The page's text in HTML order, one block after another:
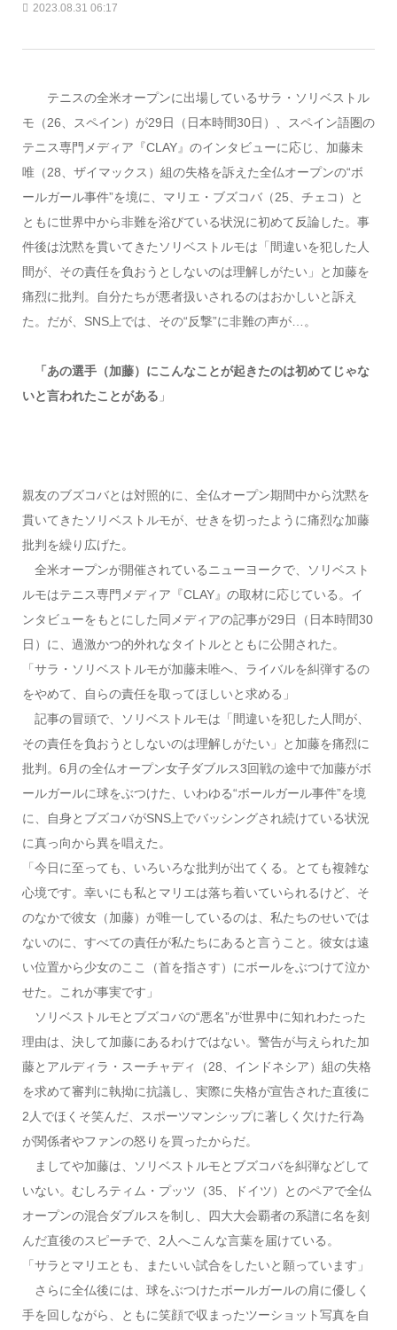
2023.08.31 06:17
テニスの全米オープンに出場しているサラ・ソリベストル
モ（26、スペイン）が29日（日本時間30日）、スペイン語圏の
テニス専門メディア『CLAY』のインタビューに応じ、加藤未
唯（28、ザイマックス）組の失格を訴えた全仏オープンの“ボ
ールガール事件”を境に、マリエ・ブズコバ（25、チェコ）と
ともに世界中から非難を浴びている状況に初めて反論した。事
件後は沈黙を貫いてきたソリベストルモは「間違いを犯した人
間が、その責任を負おうとしないのは理解しがたい」と加藤を
痛烈に批判。自分たちが悪者扱いされるのはおかしいと訴え
た。だが、SNS上では、その“反撃”に非難の声が…。
「あの選手（加藤）にこんなことが起きたのは初めてじゃな
いと言われたことがある 」
親友のブズコバとは対照的に、全仏オープン期間中から沈黙を
貫いてきたソリベストルモが、せきを切ったように痛烈な加藤
批判を繰り広げた。
全米オープンが開催されているニューヨークで、ソリベスト
ルモはテニス専門メディア『CLAY』の取材に応じている。イ
ンタビューをもとにした同メディアの記事が29日（日本時間30
日）に、過激かつ的外れなタイトルとともに公開された。
「サラ・ソリベストルモが加藤未唯へ、ライバルを糾弾するの
をやめて、自らの責任を取ってほしいと求める」
記事の冒頭で、ソリベストルモは「間違いを犯した人間が、
その責任を負おうとしないのは理解しがたい」と加藤を痛烈に
批判。6月の全仏オープン女子ダブルス3回戦の途中で加藤がボ
ールガールに球をぶつけた、いわゆる“ボールガール事件”を境
に、自身とブズコバがSNS上でバッシングされ続けている状況
に真っ向から異を唱えた。
「今日に至っても、いろいろな批判が出てくる。とても複雑な
心境です。幸いにも私とマリエは落ち着いていられるけど、そ
のなかで彼女（加藤）が唯一しているのは、私たちのせいでは
ないのに、すべての責任が私たちにあると言うこと。彼女は遠
い位置から少女のここ（首を指さす）にボールをぶつけて泣か
せた。これが事実です」
ソリベストルモとブズコバの“悪名”が世界中に知れわたった
理由は、決して加藤にあるわけではない。警告が与えられた加
藤とアルディラ・スーチャディ（28、インドネシア）組の失格
を求めて審判に執拗に抗議し、実際に失格が宣告された直後に
2人でほくそ笑んだ、スポーツマンシップに著しく欠けた行為
が関係者やファンの怒りを買ったからだ。
ましてや加藤は、ソリベストルモとブズコバを糾弾などして
いない。むしろティム・プッツ（35、ドイツ）とのペアで全仏
オープンの混合ダブルスを制し、四大大会覇者の系譜に名を刻
んだ直後のスピーチで、2人へこんな言葉を届けている。
「サラとマリエとも、またいい試合をしたいと願っています」
さらに全仏後には、球をぶつけたボールガールの肩に優しく
手を回しながら、ともに笑顔で収まったツーショット写真を自